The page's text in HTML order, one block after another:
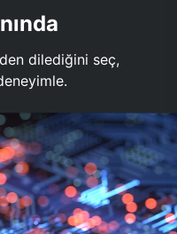
dilediğini seç,